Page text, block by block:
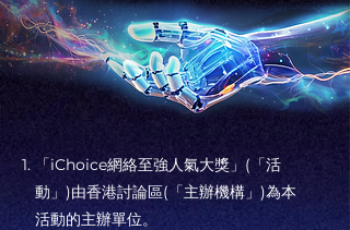
「iChoice網絡至強人氣大獎」(「活
動」)由香港討論區(「主辦機構」)為本
活動的主辦單位。